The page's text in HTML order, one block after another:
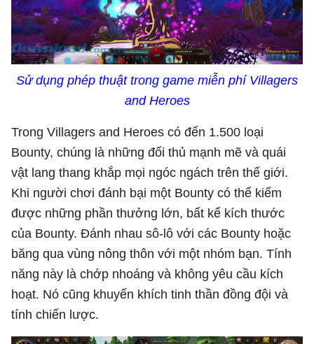
Sử dụng phép thuật trong game miễn phí Villagers
and Heroes
Trong Villagers and Heroes có đến 1.500 loại
Bounty, chúng là những đối thủ mạnh mẽ và quái
vật lang thang khắp mọi ngóc ngách trên thế giới.
Khi người chơi đánh bại một Bounty có thể kiếm
được những phần thưởng lớn, bất kể kích thước
của Bounty. Đánh nhau sô-lô với các Bounty hoặc
băng qua vùng nông thôn với một nhóm bạn. Tính
năng này là chớp nhoáng và không yêu cầu kích
hoạt. Nó cũng khuyến khích tinh thần đồng đội và
tính chiến lược.